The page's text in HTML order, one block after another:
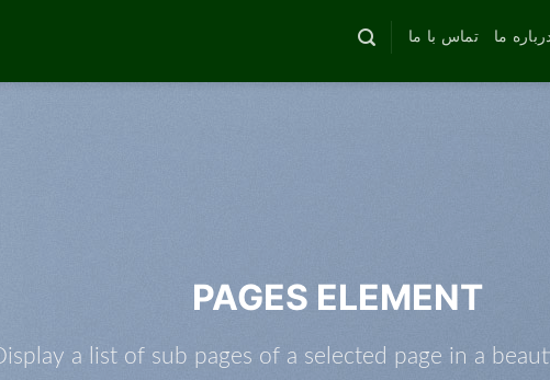
ما تماس با ما
PAGES ELEMENT
Display a list of sub pages of a selected page in a